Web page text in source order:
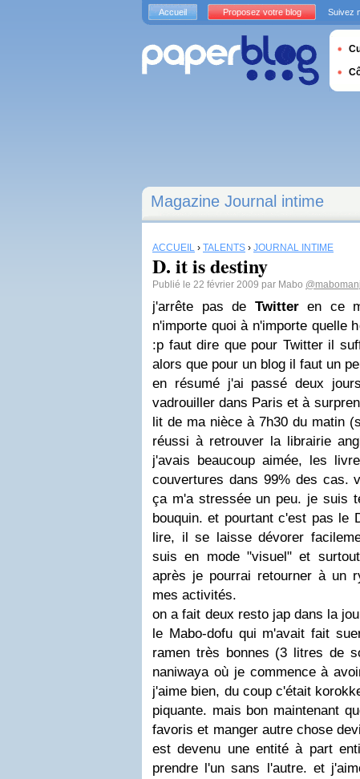
Magazine Journal intime
ACCUEIL › TALENTS › JOURNAL INTIME
D. it is destiny
Publié le 22 février 2009 par Mabo
j'arrête pas de Twitteren ce
n'importe quoi à n'importe quelle
:p faut dire que pour Twitter il
alors que pour un blog il faut un
en résumé j'ai passé deux
vadrouiller dans Paris et à
lit de ma nièce à 7h30 du matin
réussi à retrouver la librairie
j'avais beaucoup aimée, les
couvertures dans 99% des cas.
ça m'a stressée un peu. je suis
bouquin. et pourtant c'est pas le
lire, il se laisse dévorer
suis en mode "visuel" et
après je pourrai retourner à un
mes activités.
on a fait deux resto jap dans la
le Mabo-dofu qui m'avait fait
ramen très bonnes (3 litres de
naniwaya où je commence à
j'aime bien, du coup c'était
piquante. mais bon maintenant
favoris et manger autre chose
est devenu une entité à part
prendre l'un sans l'autre. et
Accueil Proposez votre blog Suivez